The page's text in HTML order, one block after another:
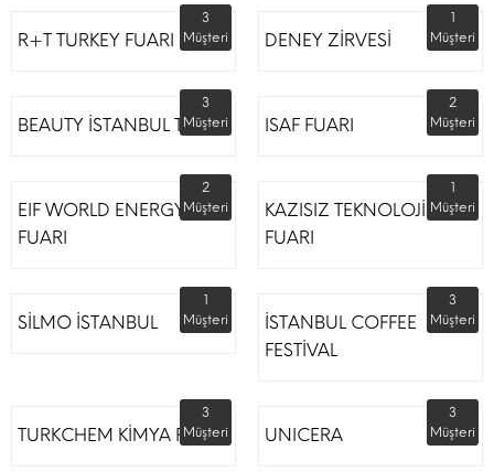
R+T TURKEY FUARI
3
Müşteri
DENEY ZİRVESİ
1
Müşteri
BEAUTY İSTANBUL TÜYAP
3
Müşteri
ISAF FUARI
2
Müşteri
EIF WORLD ENERGY
FUARI
2
Müşteri
KAZISIZ TEKNOLOJİLER
FUARI
1
Müşteri
SİLMO İSTANBUL
1
Müşteri
İSTANBUL COFFEE
FESTİVAL
3
Müşteri
TURKCHEM KİMYA FUARI
3
Müşteri
UNICERA
3
Müşteri